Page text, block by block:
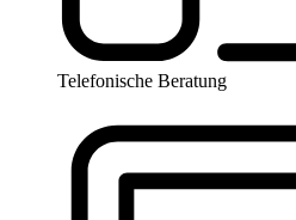
Telefonische Beratung